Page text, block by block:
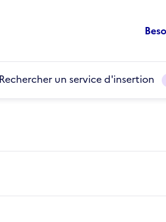
Rechercher un service d'insertion